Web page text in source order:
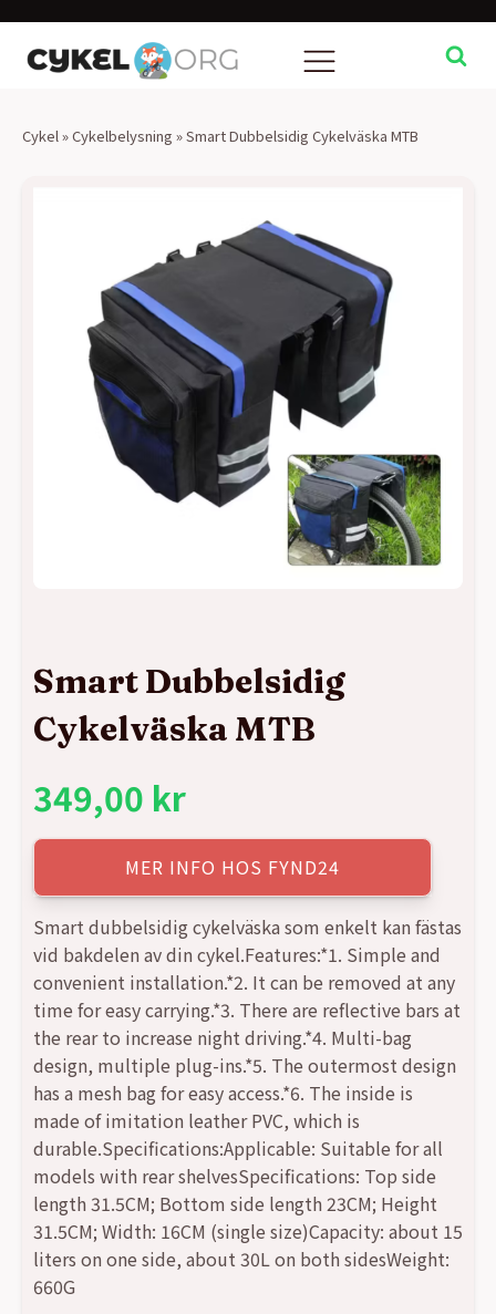
Cykel »Cykelbelysning »Smart Dubbelsidig Cykelväska MTB
Smart Dubbelsidig
Cykelväska MTB
349,00 kr
MER INFO HOS FYND24
Smart dubbelsidig cykelväska som enkelt kan fästas
vid bakdelen av din cykel.Features:*1. Simple and
convenient installation.*2. It can be removed at any
time for easy carrying.*3. There are reflective bars at
the rear to increase night driving.*4. Multi-bag
design, multiple plug-ins.*5. The outermost design
has a mesh bag for easy access.*6. The inside is
made of imitation leather PVC, which is
durable.Specifications:Applicable: Suitable for all
models with rear shelvesSpecifications: Top side
length 31.5CM; Bottom side length 23CM; Height
31.5CM; Width: 16CM (single size)Capacity: about 15
liters on one side, about 30L on both sidesWeight:
660G